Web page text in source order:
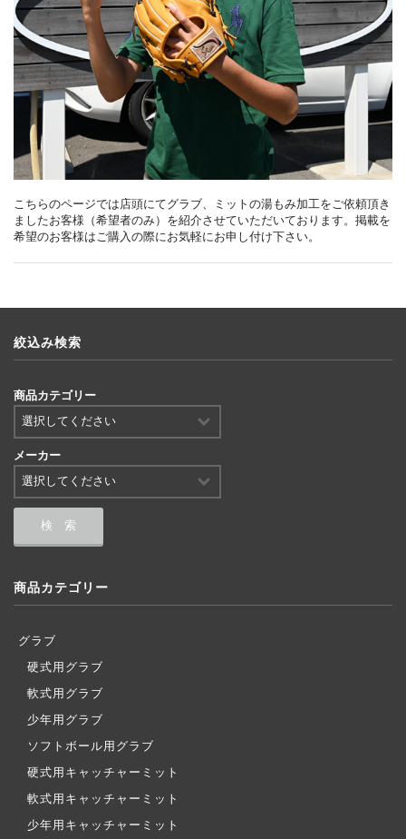
こちらのページでは店頭にてグラブ、ミットの湯もみ加工をご依頼頂き
ましたお客様（希望者のみ）を紹介させていただいております。掲載を
希望のお客様はご購入の際にお気軽にお申し付け下さい。
絞込み検索
商品カテゴリー
メーカー
商品カテゴリー
グラブ
硬式用グラブ
軟式用グラブ
少年用グラブ
ソフトボール用グラブ
硬式用キャッチャーミット
軟式用キャッチャーミット
少年用キャッチャーミット